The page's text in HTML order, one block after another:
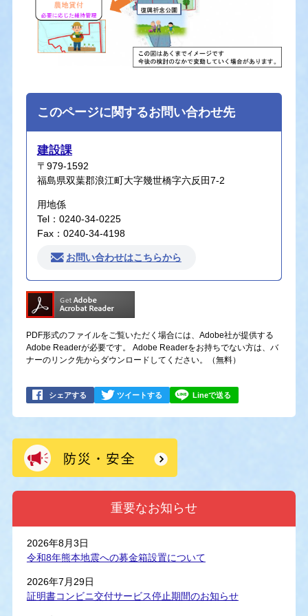
このページに関するお問い合わせ先
建設課
〒979-1592
福島県双葉郡浪江町大字幾世橋字六反田7-2
用地係
Tel：0240-34-0225
Fax：0240-34-4198
お問い合わせはこちらから
PDF形式のファイルをご覧いただく場合には、Adobe社が提供する
Adobe Readerが必要です。
Adobe Readerをお持ちでない方は、バ
ナーのリンク先からダウンロードしてください。（無料）
シェアする ツイートする Lineで送る
重要なお知らせ
2026年8月3日
令和8年熊本地震への募金箱設置について
2026年7月29日
証明書コンビニ交付サービス停止期間のお知らせ